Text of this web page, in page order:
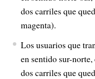
dos carriles que
magenta).
Los usuarios que
en sentido sur-
dos carriles que